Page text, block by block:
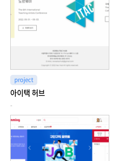
project
아이택 허브
-